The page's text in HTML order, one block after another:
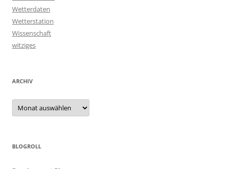
Wetterdaten
Wetterstation
Wissenschaft
witziges
ARCHIV
Archiv
BLOGROLL